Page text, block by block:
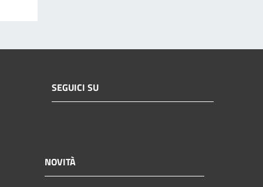
SEGUICI SU
NOVITÀ